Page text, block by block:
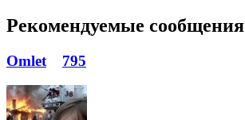
Рекомендуемые сообщения
Omlet 795